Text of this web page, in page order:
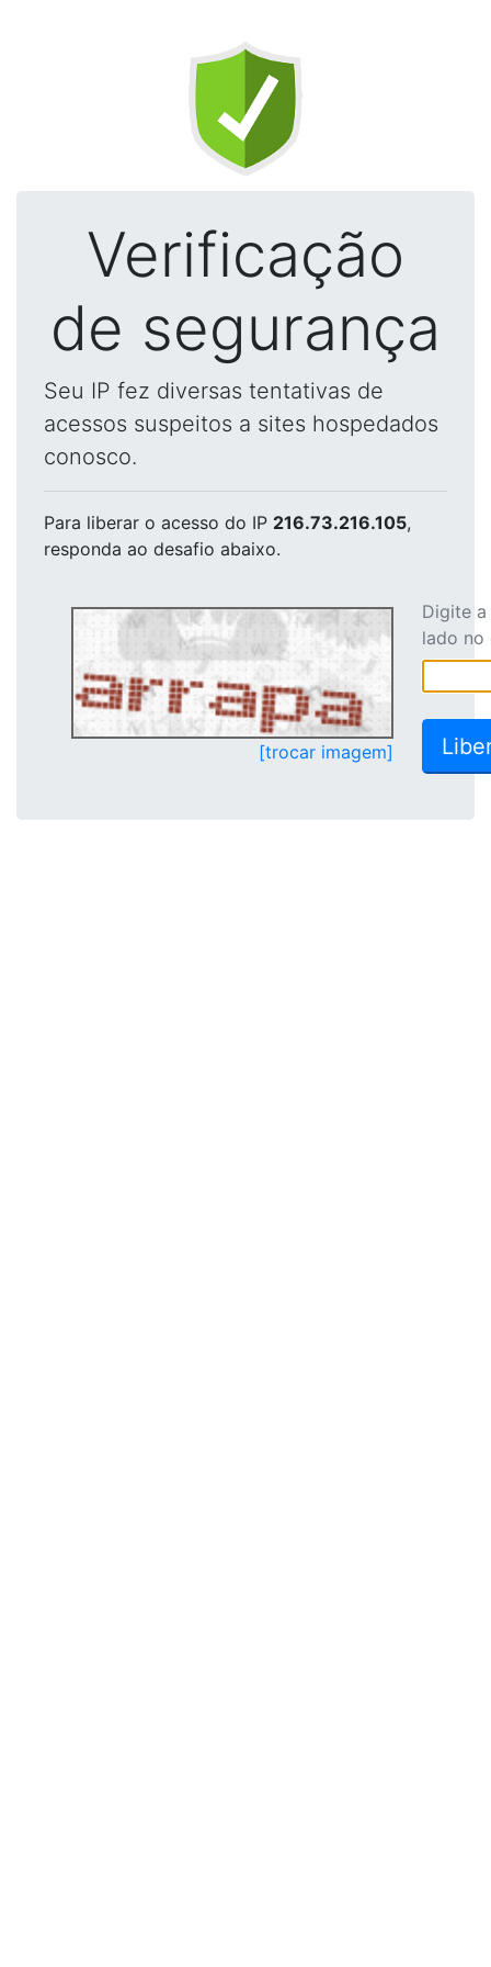
Verificação
de segurança
Seu IP fez diversas tentativas de
acessos suspeitos a sites hospedados
conosco.
Para liberar o acesso do IP 216.73.216.105,
responda ao desafio abaixo.
[trocar imagem]
Digite
lado no